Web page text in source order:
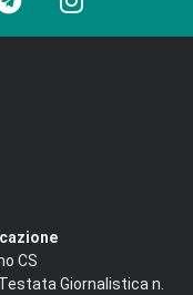
CS
Testata Giornalistica n.